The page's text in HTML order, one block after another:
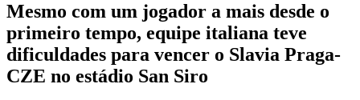
Mesmo com um jogador a mais desde o
primeiro tempo, equipe italiana teve
dificuldades para vencer o Slavia Praga-
CZE no estádio San Siro